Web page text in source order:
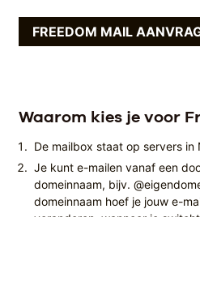
FREEDOM MAIL
Waarom kies je voor
De mailbox staat op servers in
Je kunt e-mailen vanaf een
domeinnaam, bijv.
domeinnaam hoef je jouw e-
veranderen, wanneer je